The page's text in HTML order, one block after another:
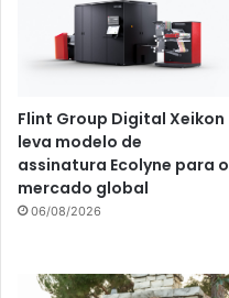
Flint Group Digital Xeikon
leva modelo de
assinatura Ecolyne para o
mercado global
06/08/2026